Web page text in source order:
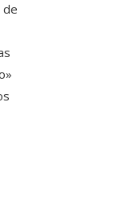
de